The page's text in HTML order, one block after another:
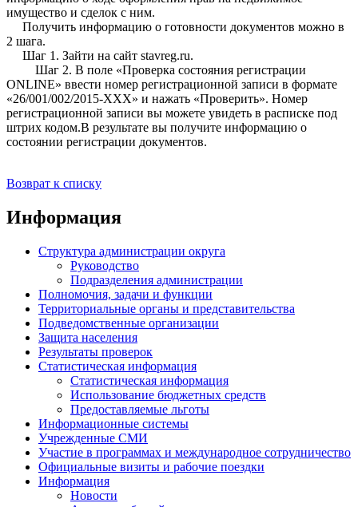
имущество и сделок с ним.
Получить информацию о готовности документов можно в
2 шага.
Шаг 1. Зайти на сайт stavreg.ru.
Шаг 2. В поле «Проверка состояния регистрации
ONLINE» ввести номер регистрационной записи в формате
«26/001/002/2015-ХХХ» и нажать «Проверить». Номер
регистрационной записи вы можете увидеть в расписке под
штрих кодом.В результате вы получите информацию о
состоянии регистрации документов.
Возврат к списку
Информация
Структура администрации округа
Руководство
Подразделения администрации
Полномочия, задачи и функции
Территориальные органы и представительства
Подведомственные организации
Защита населения
Результаты проверок
Статистическая информация
Статистическая информация
Использование бюджетных средств
Предоставляемые льготы
Информационные системы
Учрежденные СМИ
Участие в программах и международное сотрудничество
Официальные визиты и рабочие поездки
Информация
Новости